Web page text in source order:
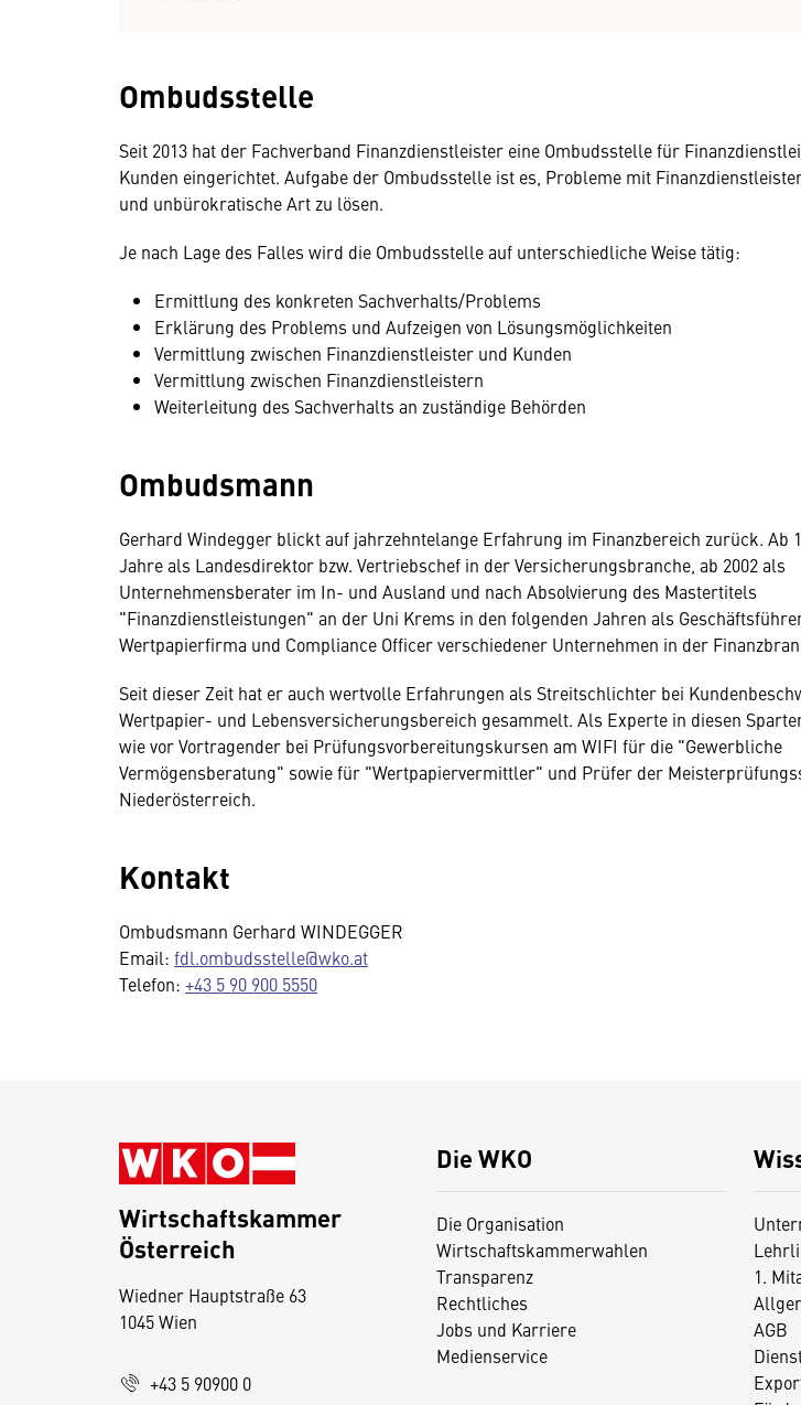
Ombudsstelle
Seit 2013 hat der Fachverband Finanzdienstleister eine Ombudsstelle für
Kunden eingerichtet. Aufgabe der Ombudsstelle ist es, Probleme mit
und unbürokratische Art zu lösen.
Je nach Lage des Falles wird die Ombudsstelle auf unterschiedliche Weise tätig:
Ermittlung des konkreten Sachverhalts/Problems
Erklärung des Problems und Aufzeigen von Lösungsmöglichkeiten
Vermittlung zwischen Finanzdienstleister und Kunden
Vermittlung zwischen Finanzdienstleistern
Weiterleitung des Sachverhalts an zuständige Behörden
Ombudsmann
Gerhard Windegger blickt auf jahrzehntelange Erfahrung im Finanzbereich zurück. Ab
Jahre als Landesdirektor bzw. Vertriebschef in der Versicherungsbranche, ab 2002 als
Unternehmensberater im In- und Ausland und nach Absolvierung des Mastertitels
"Finanzdienstleistungen" an der Uni Krems in den folgenden Jahren als
Wertpapierfirma und Compliance Officer verschiedener Unternehmen in der
Seit dieser Zeit hat er auch wertvolle Erfahrungen als Streitschlichter bei
Wertpapier- und Lebensversicherungsbereich gesammelt. Als Experte in diesen
wie vor Vortragender bei Prüfungsvorbereitungskursen am WIFI für die "Gewerbliche
Vermögensberatung" sowie für "Wertpapiervermittler" und Prüfer der
Niederösterreich.
Kontakt
Ombudsmann Gerhard WINDEGGER
Email: fdl.ombudsstelle@wko.at
Telefon: +43 5 90 900 5550
Die WKO
Die Organisation
Wirtschaftskammerwahlen
Transparenz
Rechtliches
Jobs und Karriere
Medienservice
1.
AGB
Wirtschaftskammer
Österreich
Wiedner Hauptstraße 63
1045 Wien
+43 5 90900 0